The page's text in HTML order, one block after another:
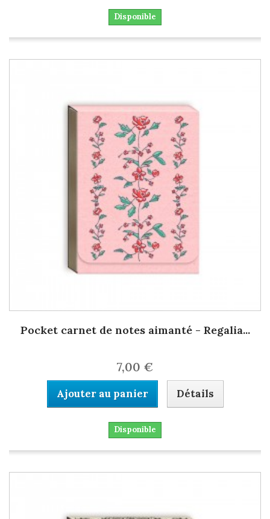
Disponible
Pocket carnet de notes aimanté - Regalia...
7,00 €
Ajouter au panier Détails
Disponible